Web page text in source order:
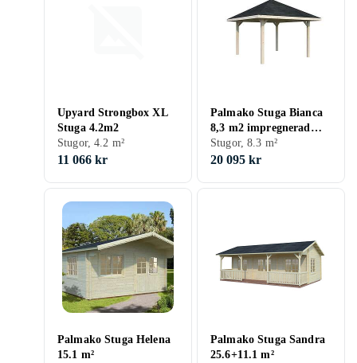
Upyard Strongbox XL
Stuga 4.2m2
Stugor, 4.2 m²
11 066 kr
Palmako Stuga Bianca
8,3 m2 impregnerad
transparent 110152 M2
Stugor, 8.3 m²
20 095 kr
Palmako Stuga Helena
15.1 m²
Palmako Stuga Sandra
25.6+11.1 m²